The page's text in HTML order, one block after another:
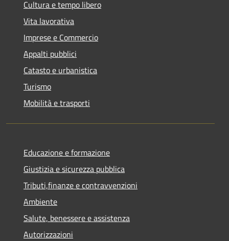
Cultura e tempo libero
Vita lavorativa
Imprese e Commercio
Appalti pubblici
Catasto e urbanistica
Turismo
Mobilità e trasporti
Educazione e formazione
Giustizia e sicurezza pubblica
Tributi,finanze e contravvenzioni
Ambiente
Salute, benessere e assistenza
Autorizzazioni